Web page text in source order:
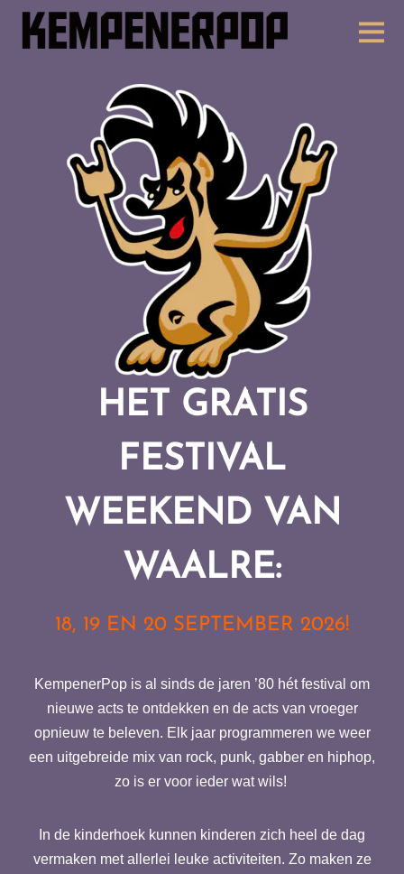
HET GRATIS
FESTIVAL
WEEKEND VAN
WAALRE:
18, 19 EN 20 SEPTEMBER 2026!
KempenerPop is al sinds de jaren ’80 hét festival om
nieuwe acts te ontdekken en de acts van vroeger
opnieuw te beleven. Elk jaar programmeren we weer
een uitgebreide mix van rock, punk, gabber en hiphop,
zo is er voor ieder wat wils!
In de kinderhoek kunnen kinderen zich heel de dag
vermaken met allerlei leuke activiteiten. Zo maken ze